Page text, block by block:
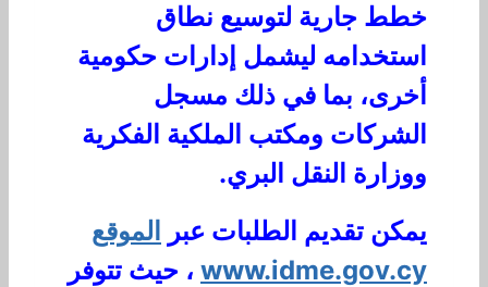
خطط جارية لتوسيع نطاق
استخدامه ليشمل إدارات حكومية
أخرى، بما في ذلك مسجل
الشركات ومكتب الملكية الفكرية
ووزارة النقل البري.
يمكن تقديم الطلبات عبر
الموقع
www.idme.gov.cy ، حيث تتوفر